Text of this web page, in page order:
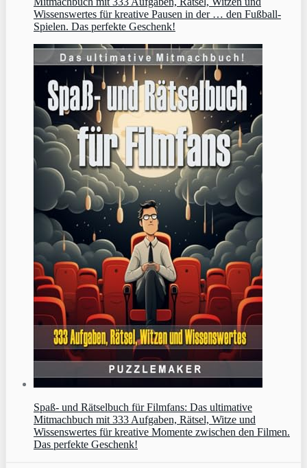
Wissenswertes für kreative Pausen in der … den Fußball-
Spielen. Das perfekte Geschenk!
Spaß- und Rätselbuch für Filmfans: Das ultimative
Mitmachbuch mit 333 Aufgaben, Rätsel, Witze und
Wissenswertes für kreative Momente zwischen den Filmen.
Das perfekte Geschenk!